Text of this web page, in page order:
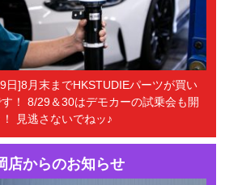
日]8月末までHKSTUDIEパーツが買い
！ 8/29＆30はデモカーの試乗会も開
見逃さないでねッ♪
店からのお知らせ